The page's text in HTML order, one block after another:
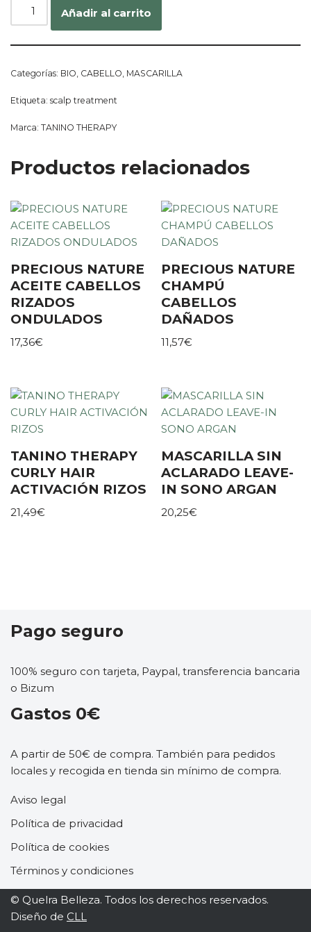
Añadir al carrito
Categorías: BIO, CABELLO, MASCARILLA
Etiqueta: scalp treatment
Marca: TANINO THERAPY
Productos relacionados
PRECIOUS NATURE
ACEITE CABELLOS
RIZADOS
ONDULADOS
17,36€
PRECIOUS NATURE
CHAMPÚ
CABELLOS
DAÑADOS
11,57€
TANINO THERAPY
CURLY HAIR
ACTIVACIÓN RIZOS
21,49€
MASCARILLA SIN
ACLARADO LEAVE-
IN SONO ARGAN
20,25€
Pago seguro
100% seguro con tarjeta, Paypal, transferencia bancaria
o Bizum
Gastos 0€
A partir de 50€ de compra. También para pedidos
locales y recogida en tienda sin mínimo de compra.
Aviso legal
Política de privacidad
Política de cookies
Términos y condiciones
© Quelra Belleza. Todos los derechos reservados.
Diseño de CLL